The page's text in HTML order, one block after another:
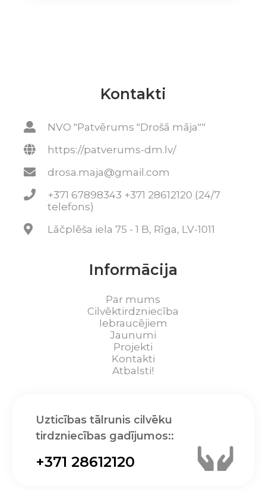
Kontakti
NVO "Patvērums "Drošā māja""
https://patverums-dm.lv/
drosa.maja@gmail.com
+371 67898343 +371 28612120 (24/7
telefons)
Lāčplēša iela 75 - 1 B, Rīga, LV-1011
Informācija
Par mums
Cilvēktirdzniecība
Iebraucējiem
Jaunumi
Projekti
Kontakti
Atbalsti!
Uzticības tālrunis cilvēku
tirdzniecības gadījumos::
+371 28612120